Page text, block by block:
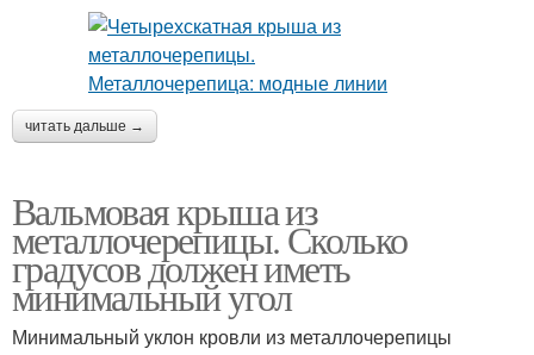
читать дальше →
Вальмовая крыша из
металлочерепицы. Сколько
градусов должен иметь
минимальный угол
Минимальный уклон кровли из металлочерепицы